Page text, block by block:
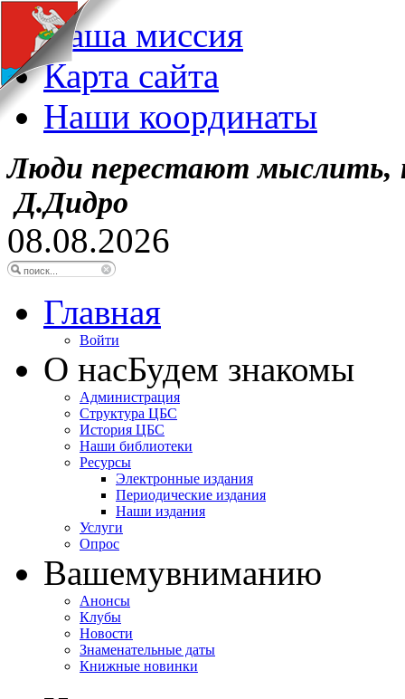
Наша миссия
Карта сайта
Наши координаты
Люди перестают мыслить,
Д.Дидро
08.08.2026
Главная
Войти
О насБудем знакомы
Администрация
Структура ЦБС
История ЦБС
Наши библиотеки
Ресурсы
Электронные издания
Периодические издания
Наши издания
Услуги
Опрос
Вашемувниманию
Анонсы
Клубы
Новости
Знаменательные даты
Книжные новинки